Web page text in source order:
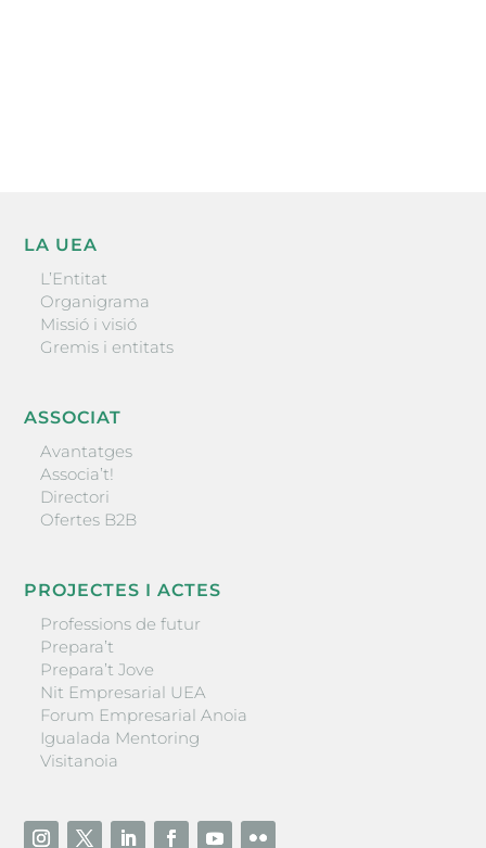
LA UEA
L’Entitat
Organigrama
Missió i visió
Gremis i entitats
ASSOCIAT
Avantatges
Associa’t!
Directori
Ofertes B2B
PROJECTES I ACTES
Professions de futur
Prepara’t
Prepara’t Jove
Nit Empresarial UEA
Forum Empresarial Anoia
Igualada Mentoring
Visitanoia